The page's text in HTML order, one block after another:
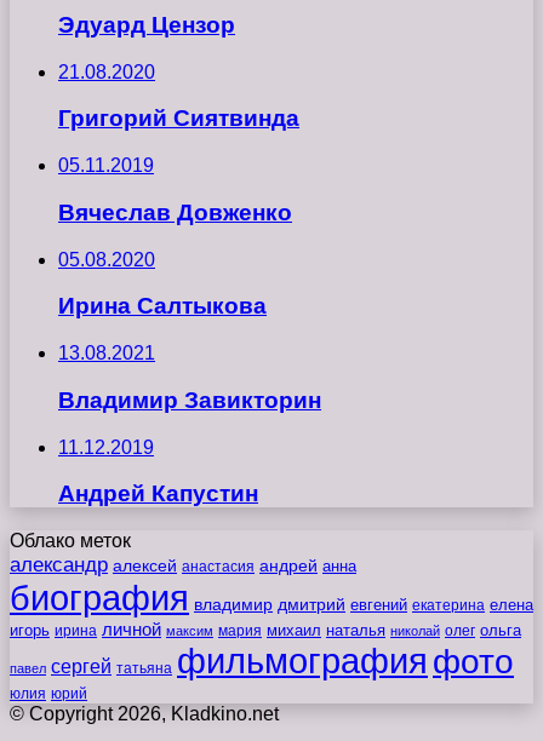
Эдуард Цензор
21.08.2020
Григорий Сиятвинда
05.11.2019
Вячеслав Довженко
05.08.2020
Ирина Салтыкова
13.08.2021
Владимир Завикторин
11.12.2019
Андрей Капустин
Облако меток
александр алексей анастасия андрей анна
биография владимир дмитрий евгений екатерина елена
игорь ирина личной максим мария михаил наталья николай олег ольга
павел сергей татьяна фильмография фото
юлия юрий
© Copyright 2026, Kladkino.net